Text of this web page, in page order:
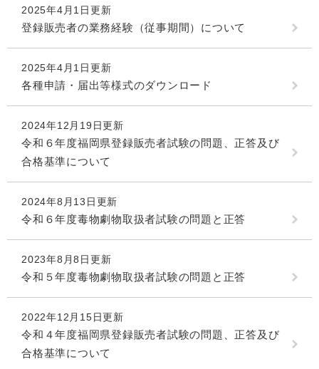
2025年4月1日更新
登録販売者の業務経験（従事期間）について
2025年4月1日更新
各種申請・届出等様式のダウンロード
2024年12月19日更新
令和６年度福岡県登録販売者試験の問題、正答及び
合格基準について
2024年8月13日更新
令和６年度毒物劇物取扱者試験の問題と正答
2023年8月8日更新
令和５年度毒物劇物取扱者試験の問題と正答
2022年12月15日更新
令和４年度福岡県登録販売者試験の問題、正答及び
合格基準について